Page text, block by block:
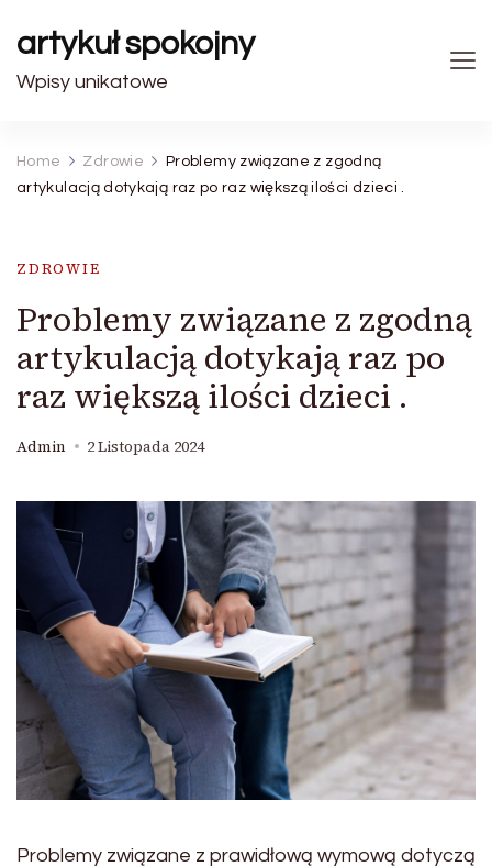
artykuł spokojny
Wpisy unikatowe
Home Zdrowie
Problemy związane z zgodną
artykulacją dotykają raz po raz większą ilości dzieci .
ZDROWIE
Problemy związane z zgodną
artykulacją dotykają raz po
raz większą ilości dzieci .
Admin 2 Listopada 2024
Problemy związane z prawidłową wymową dotyczą